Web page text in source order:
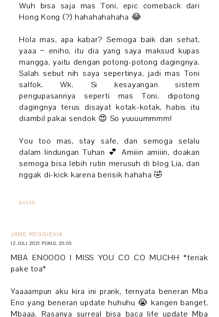
Wuh bisa saja mas Toni, epic comeback dari
Hong Kong (?) hahahahahaha 😂
Hola mas, apa kabar? Semoga baik dan sehat,
yaaa ~ eniho, itu dia yang saya maksud kupas
mangga, yaitu dengan potong-potong dagingnya.
Salah sebut nih saya sepertinya, jadi mas Toni
salfok. Wk. Si kesayangan sistem
pengupasannya seperti mas Toni, dipotong
dagingnya terus disayat kotak-kotak, habis itu
diambil pakai sendok 😍 So yuuuummmm!
You too mas, stay safe, dan semoga selalu
dalam lindungan Tuhan 💕 Amiiin amiiin, doakan
semoga bisa lebih rutin merusuh di blog Lia, dan
nggak di-kick karena berisik hahaha 🤣
BALAS
JANE REGGIEVIA
12 JULI 2021 PUKUL 20.05
MBA ENOOOO I MISS YOU CO CO MUCHH *teriak
pake toa*
Yaaaampun aku kira ini prank, ternyata beneran Mba
Eno yang beneran update huhuhu 😭 kangen banget,
Mbaaa. Rasanya surreal bisa baca life update Mba